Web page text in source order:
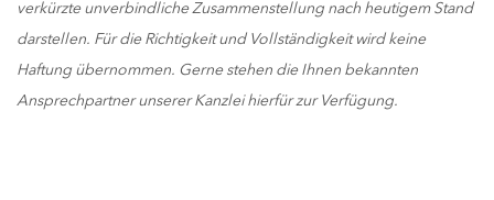
verkürzte unverbindliche Zusammenstellung nach heutigem Stand
darstellen. Für die Richtigkeit und Vollständigkeit wird keine
Haftung übernommen. Gerne stehen die Ihnen bekannten
Ansprechpartner unserer Kanzlei hierfür zur Verfügung.